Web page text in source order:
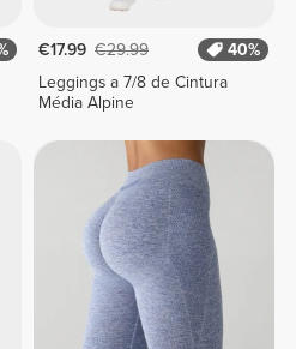
€17.99 €29.99
40%
Leggings a 7/8 de Cintura
Média Alpine